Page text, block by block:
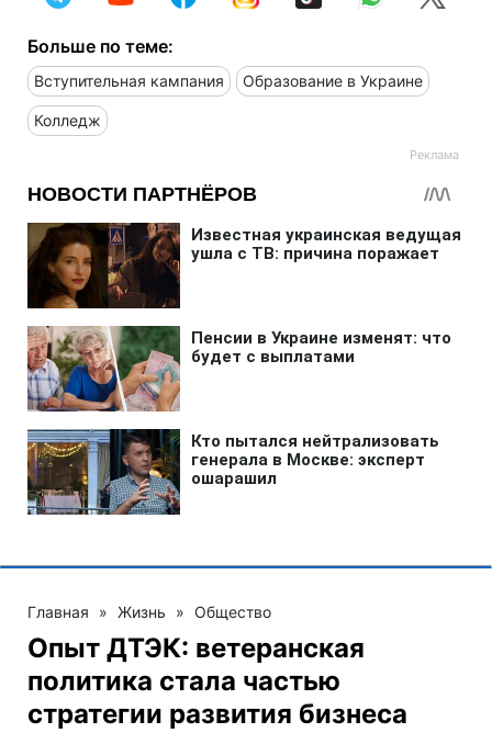
Больше по теме:
Вступительная кампания Образование в Украине
Колледж
Главная » Жизнь » Общество
Опыт ДТЭК: ветеранская
политика стала частью
стратегии развития бизнеса